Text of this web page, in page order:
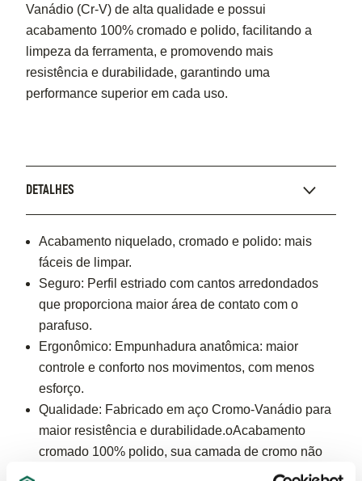
Vanádio (Cr-V) de alta qualidade e possui
acabamento 100% cromado e polido, facilitando a
limpeza da ferramenta, e promovendo mais
resistência e durabilidade, garantindo uma
performance superior em cada uso.
DETALHES
Acabamento niquelado, cromado e polido: mais
fáceis de limpar.
Seguro: Perfil estriado com cantos arredondados
que proporciona maior área de contato com o
parafuso.
Ergonômico: Empunhadura anatômica: maior
controle e conforto nos movimentos, com menos
esforço.
Qualidade: Fabricado em aço Cromo-Vanádio para
maior resistência e durabilidade.oAcabamento
cromado 100% polido, sua camada de cromo não
descasca eliminando riscos de acidentes com